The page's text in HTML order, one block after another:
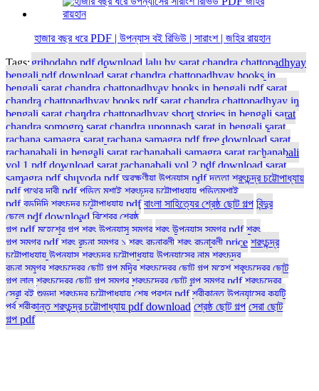
হাজার বছর ধরে PDF | উপন্যাস বই রিভিউ | সারাংশ | জহির রায়হান
Tags:grihodaho pdf download lalu by sarat chandra chattopadhyay
bengali pdf download sarat chandra chattopadhyay books in
bengali sarat chandra chattopadhyay books in bengali pdf sarat
chandra chattopadhyay books pdf sarat chandra chattopadhyay in
bengali sarat chandra chattopadhyay short stories in bengali sarat
chandra somogro sarat chandra uponnash sarat in bengali sarat
rachana samagra sarat rachana samagra pdf free download sarat
rachanabali in bengali sarat rachanabali samagra sarat rachanabali
vol 1 pdf download sarat rachanabali vol 2 pdf download sarat
samagra pdf shuvoda pdf অরক্ষণীয়া উপন্যাস pdf দত্তা শরৎচন্দ্র চট্টোপাধ্যায়
pdf পথের দাবী pdf পন্ডিত মশাই শরৎচন্দ্র চট্টোপাধ্যায় পন্ডিতমশাই
pdf বড়দিদি শরৎচন্দ্র চট্টোপাধ্যায় pdf বাংলা সাহিত্যের শ্রেষ্ঠ ছোট গল্প বিন্দুর
ছেলে pdf download বিশ্বের শ্রেষ্ঠ
গল্প pdf মহেশের গল্প শরৎ উপন্যাস সমগ্র শরৎ উপন্যাস সমগ্র pdf শরৎ
গল্প সমগ্র pdf শরৎ রচনা সমগ্র ১ শরৎ রচনাবলী শরৎ রচনাবলী price শরৎচন্দ্র
চট্টোপাধ্যায় উপন্যাস শরৎচন্দ্র চট্টোপাধ্যায় উপন্যাসের নাম শরৎচন্দ্র
রচনা সমগ্র শরৎচন্দ্রের ছোট গল্প মন্দির শরৎচন্দ্রের ছোট গল্প মহেশ শরৎচন্দ্রের ছোট
গল্প লালু শরৎচন্দ্রের ছোট গল্প সমগ্র শরৎচন্দ্রের ছোট গল্প সমগ্র pdf শরৎচন্দ্রের
সেরা বই শুভদা শরৎচন্দ্র চট্টোপাধ্যায় শেষ প্রশ্ন pdf শ্রীকান্ত উপন্যাসের কয়টি
পর্ব শ্রীকান্ত শরৎচন্দ্র চট্টোপাধ্যায় pdf download শ্রেষ্ঠ ছোট গল্প সেরা ছোট
গল্প pdf